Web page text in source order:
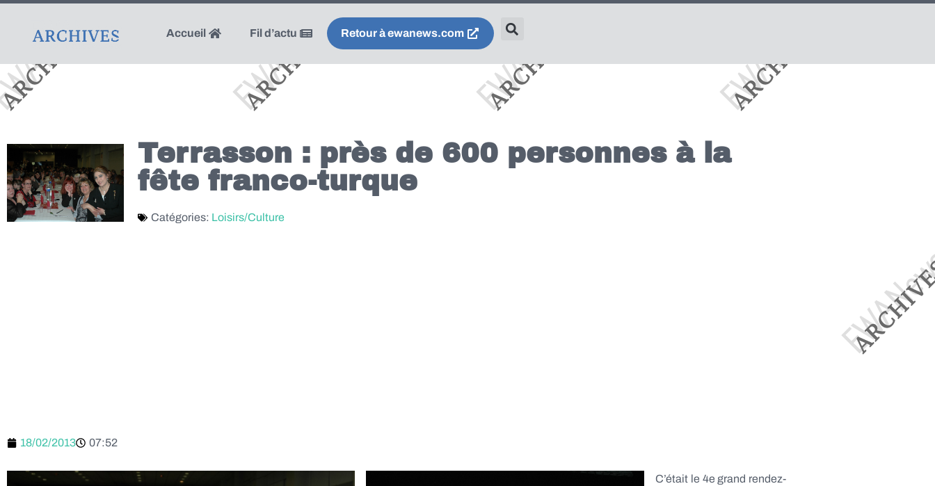
Accueil Fil d’actu Retour à ewanews.com
Terrasson : près de 600 personnes à la
fête franco-turque
Catégories: Loisirs/Culture
18/02/2013 07:52
C’était le 4e grand rendez-